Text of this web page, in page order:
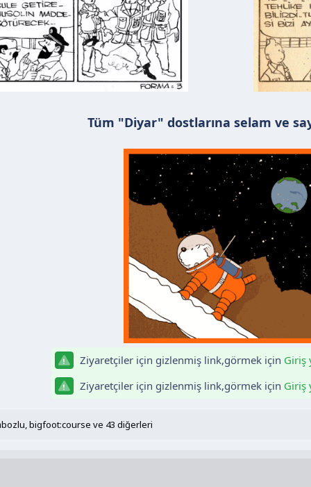
Tüm "Diyar" dostlarına selam ve
Ziyaretçiler için gizlenmiş link,görmek için Giriş
Ziyaretçiler için gizlenmiş link,görmek için Giriş
,bigfoot:course ve 43 diğerleri